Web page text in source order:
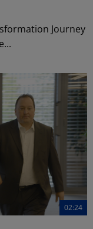
Journey
02:24